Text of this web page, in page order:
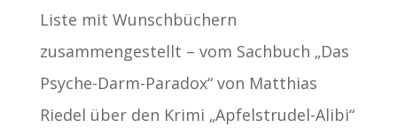
Liste mit Wunschbüchern
zusammengestellt – vom Sachbuch „Das
Psyche-Darm-Paradox“ von Matthias
Riedel über den Krimi „Apfelstrudel-Alibi“